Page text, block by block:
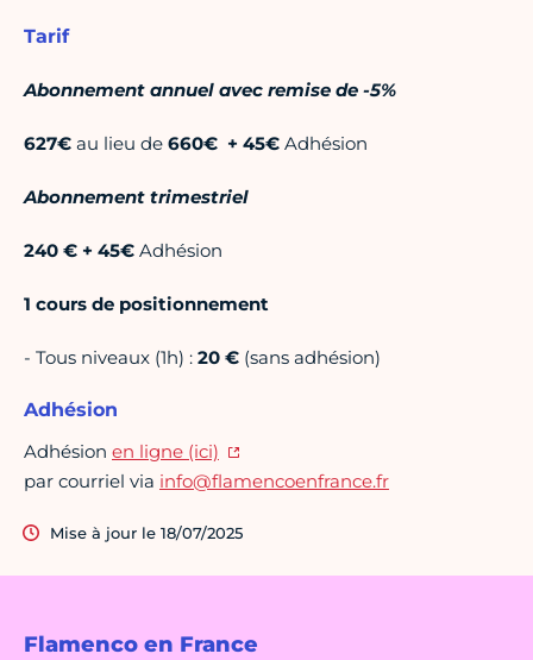
Flamenco en France
Tarif
Abonnement annuel avec remise de -5%
627€ au lieu de 660€ + 45€ Adhésion
Abonnement trimestriel
240 € + 45€ Adhésion
1 cours de positionnement
- Tous niveaux (1h) : 20 € (sans adhésion)
Adhésion
Adhésion en ligne (ici)
par courriel via info@flamencoenfrance.fr
Mise à jour le 18/07/2025